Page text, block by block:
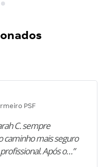
PSF
C. sempre
caminho mais seguro
Após o…”